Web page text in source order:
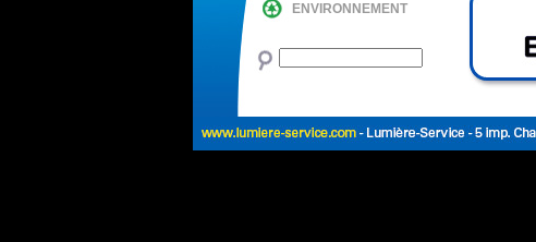
ENVIRONNEMENT